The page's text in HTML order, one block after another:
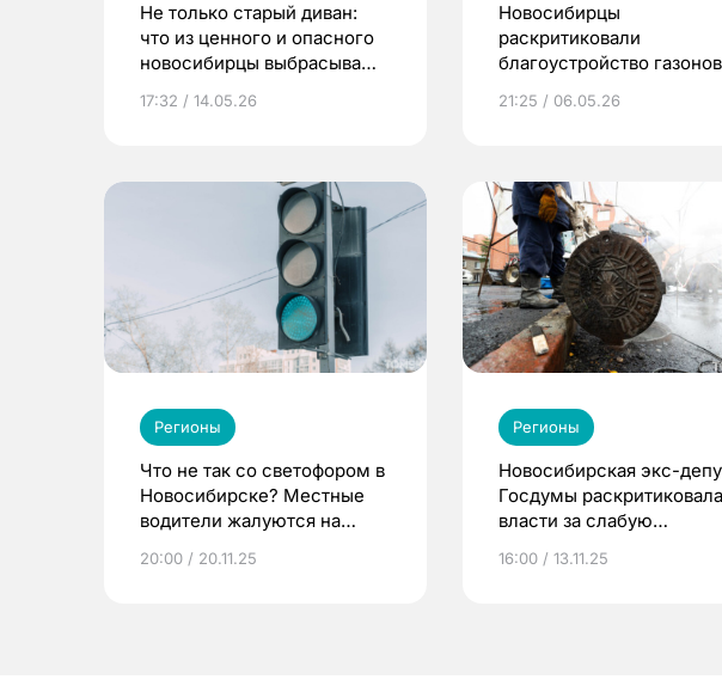
Не только старый диван:
что из ценного и опасного
новосибирцы выбрасывают
17:32 / 14.05.26
Новосибирцы
раскритиковали
благоустройство
21:25 / 06.05.26
Регионы
Что не так со светофором в
Новосибирске? Местные
водители жалуются на
20:00 / 20.11.25
Регионы
Новосибирская экс-
Госдумы раскритиковала
власти за слабую
16:00 / 13.11.25